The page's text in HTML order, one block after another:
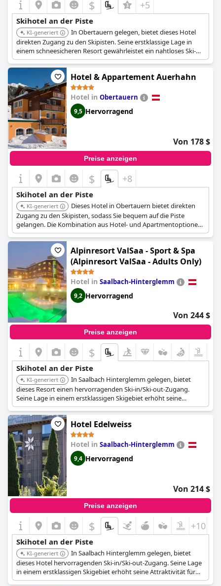
$ +5
Skihotel an der Piste
KI-generiert
In Obertauern gelegen, bietet dieses Hotel
direkten Zugang zu den Skipisten. Seine erstklassige Lage in
einem schneesicheren Resort gewährleistet ein nahtloses Ski-
in/Ski-out-Erlebnis.
Hotel & Appartement Auerhahn
Hotel in Obertauern
9,5 Hervorragend
Von 178 $
Preise anzeigen
$ +8
Skihotel an der Piste
KI-generiert
Dieses Hotel in Obertauern bietet direkten
Zugang zu den Skipisten, sodass Sie bequem auf die Piste
gelangen. Die Kombination aus Hotel- und Apartmentoptionen
bietet Flexibilität für unterschiedliche Bedürfnisse der
Reisenden.
Alpinresort ValSaa - Sport & Spa
(Alpinresort ValSaa - Adults Only)
Hotel in Saalbach-Hinterglemm
9,2 Hervorragend
Von 244 $
Preise anzeigen
$
Skihotel an der Piste
KI-generiert
In Saalbach Hinterglemm gelegen, bietet
dieses Resort einen hervorragenden Ski-in/Ski-out-Zugang.
Seine Lage in einem erstklassigen Skigebiet erhöht seine
Attraktivität für Skibegeisterte, und die Sport- und Spa-
Einrichtungen verbessern das Erlebnis.
Hotel Edelweiss
Hotel in Saalbach-Hinterglemm
9,4 Hervorragend
Von 214 $
Preise anzeigen
$ +10
Skihotel an der Piste
KI-generiert
In Saalbach Hinterglemm gelegen, bietet
dieses Hotel hervorragenden Ski-in/Ski-out-Zugang. Seine Lage
in einem erstklassigen Skigebiet erhöht seine Attraktivität für
Skibegeisterte.